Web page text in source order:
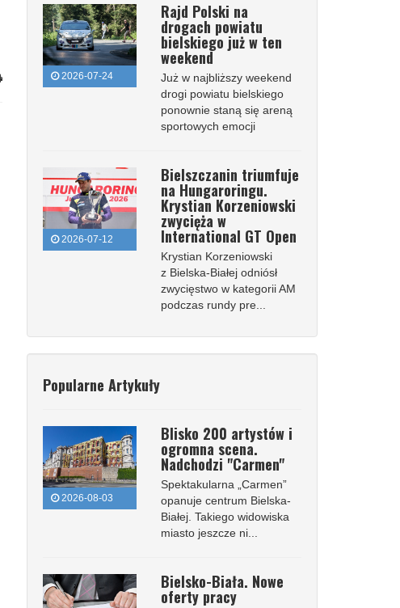
2026-07-24
Rajd Polski na
drogach powiatu
bielskiego już w ten
weekend
Już w najbliższy weekend
drogi powiatu bielskiego
ponownie staną się areną
sportowych emocji
2026-07-12
Bielszczanin triumfuje
na Hungaroringu.
Krystian Korzeniowski
zwycięża w
International GT Open
Krystian Korzeniowski
z Bielska-Białej odniósł
zwycięstwo w kategorii AM
podczas rundy pre...
Popularne Artykuły
2026-08-03
Blisko 200 artystów i
ogromna scena.
Nadchodzi "Carmen"
Spektakularna „Carmen”
opanuje centrum Bielska-
Białej. Takiego widowiska
miasto jeszcze ni...
Bielsko-Biała. Nowe
oferty pracy